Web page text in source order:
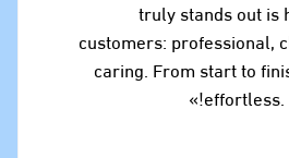
truly stands out
customers: professional,
caring. From start to
effortless.